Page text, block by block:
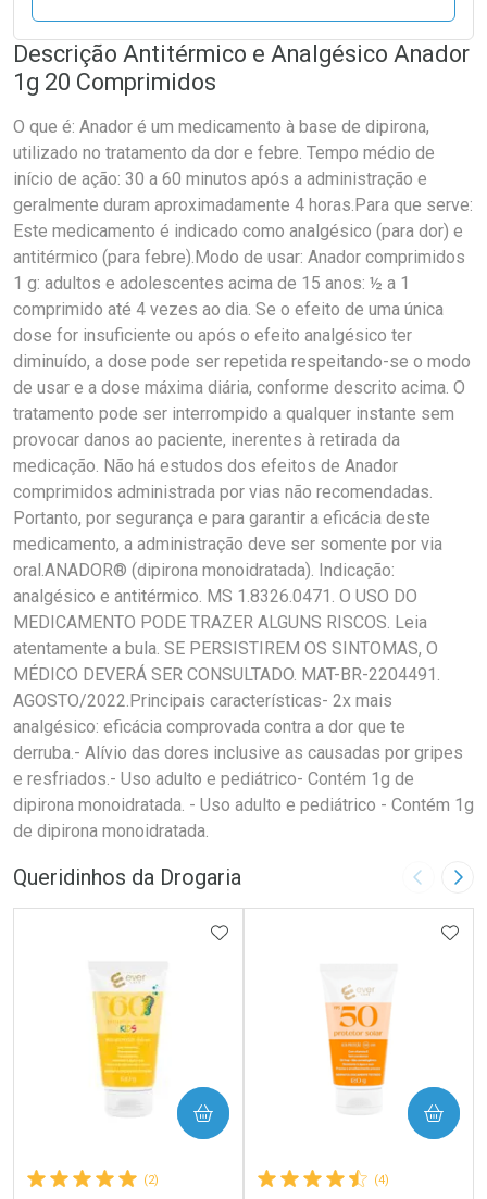
Descrição Antitérmico e Analgésico Anador
1g 20 Comprimidos
O que é: Anador é um medicamento à base de dipirona,
utilizado no tratamento da dor e febre. Tempo médio de
início de ação: 30 a 60 minutos após a administração e
geralmente duram aproximadamente 4 horas.Para que serve:
Este medicamento é indicado como analgésico (para dor) e
antitérmico (para febre).Modo de usar: Anador comprimidos
1 g: adultos e adolescentes acima de 15 anos: ½ a 1
comprimido até 4 vezes ao dia. Se o efeito de uma única
dose for insuficiente ou após o efeito analgésico ter
diminuído, a dose pode ser repetida respeitando-se o modo
de usar e a dose máxima diária, conforme descrito acima. O
tratamento pode ser interrompido a qualquer instante sem
provocar danos ao paciente, inerentes à retirada da
medicação. Não há estudos dos efeitos de Anador
comprimidos administrada por vias não recomendadas.
Portanto, por segurança e para garantir a eficácia deste
medicamento, a administração deve ser somente por via
oral.ANADOR® (dipirona monoidratada). Indicação:
analgésico e antitérmico. MS 1.8326.0471. O USO DO
MEDICAMENTO PODE TRAZER ALGUNS RISCOS. Leia
atentamente a bula. SE PERSISTIREM OS SINTOMAS, O
MÉDICO DEVERÁ SER CONSULTADO. MAT-BR-2204491.
AGOSTO/2022.Principais características- 2x mais
analgésico: eficácia comprovada contra a dor que te
derruba.- Alívio das dores inclusive as causadas por gripes
e resfriados.- Uso adulto e pediátrico- Contém 1g de
dipirona monoidratada. - Uso adulto e pediátrico - Contém 1g
de dipirona monoidratada.
Queridinhos da Drogaria Imagem
(2)
ADICIONAR AOS FAVORITOS
COMPRAR
(4)
COMPRAR